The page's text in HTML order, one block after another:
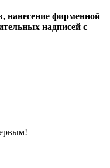
нанесение фирменной
надписей с